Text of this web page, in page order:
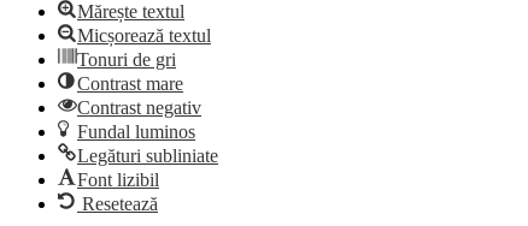
Mărește textul
Micșorează textul
Tonuri de gri
Contrast mare
Contrast negativ
Fundal luminos
Legături subliniate
Font lizibil
Resetează